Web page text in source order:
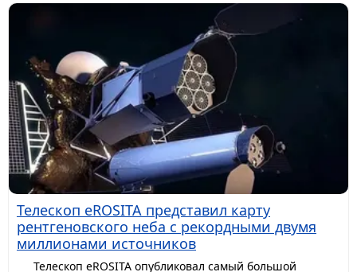
Телескоп eROSITA представил карту
рентгеновского неба с рекордными двумя
миллионами источников
Телескоп eROSITA опубликовал самый большой